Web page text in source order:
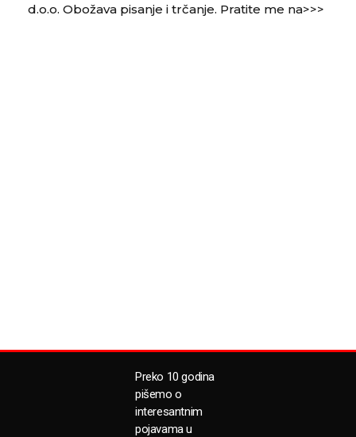
d.o.o. Obožava pisanje i trčanje. Pratite me na>>>
Preko 10 godina
pišemo o
interesantnim
pojavama u